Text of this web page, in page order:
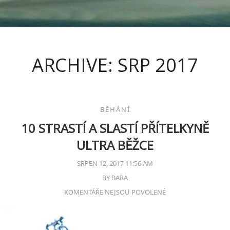
ARCHIVE: SRP 2017
BĚHÁNÍ
10 STRASTÍ A SLASTÍ PŘÍTELKYNĚ
ULTRA BĚŽCE
SRPEN 12, 2017 11:56 AM
BY BARA
KOMENTÁŘE NEJSOU POVOLENÉ